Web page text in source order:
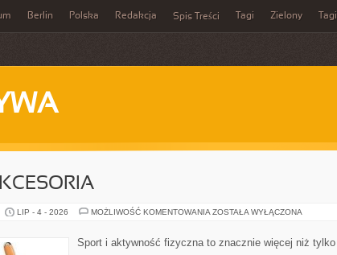
Berlin Polska Redakcja Spis Treści Tagi Zielony Tagi
LIP - 4 - 2026 MOŻLIWOŚĆ KOMENTOWANIA SPRZĘT
ZOSTAŁA WYŁĄCZONA
Sport i aktywność fizyczna to znacznie więcej niż tylko